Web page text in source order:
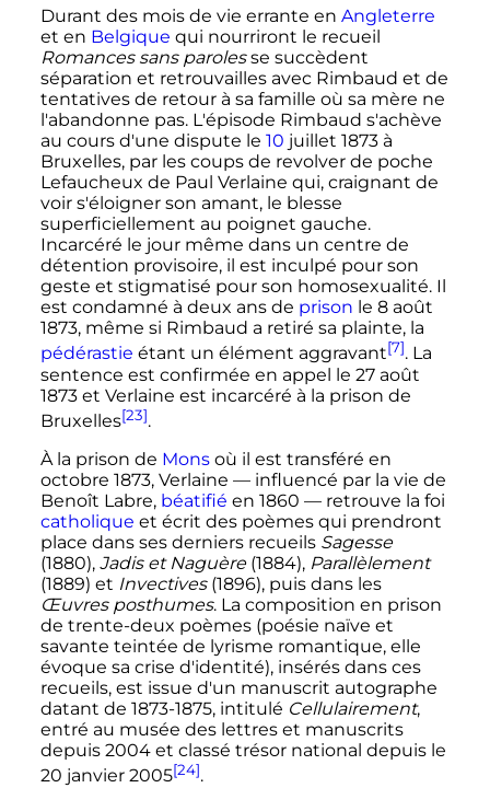
Durant des mois de vie errante en Angleterre
et en Belgique qui nourriront le recueil
Romances sans parolesse succèdent
séparation et retrouvailles avec Rimbaud et de
tentatives de retour à sa famille où sa mère ne
l'abandonne pas. L'épisode Rimbaud s'achève
au cours d'une dispute le 10 juillet 1873à
Bruxelles, par les coups de revolver de poche
Lefaucheux de Paul Verlaine qui, craignant de
voir s'éloigner son amant, le blesse
superficiellement au poignet gauche.
Incarcéré le jour même dans un centre de
détention provisoire, il est inculpé pour son
geste et stigmatisé pour son homosexualité. Il
est condamné à deux ans de prison le 8 août
1873, même si Rimbaud a retiré sa plainte, la
pédérastie étant un élément aggravant[7]. La
sentence est confirmée en appel le 27 août
1873et Verlaine est incarcéré à la prison de
Bruxelles[23].
À la prison de Monsoù il est transféré en
octobre 1873, Verlaine — influencé par la vie de
Benoît Labre, béatifié en 1860 —retrouve la foi
catholique et écrit des poèmes qui prendront
place dans ses derniers recueils Sagesse
(1880), Jadis et Naguère(1884), Parallèlement
(1889) et Invectives(1896), puis dans les
Œuvres posthumes. La composition en prison
de trente-deux poèmes (poésie naïve et
savante teintée de lyrisme romantique, elle
évoque sa crise d'identité), insérés dans ces
recueils, est issue d'un manuscrit autographe
datant de 1873-1875, intitulé Cellulairement,
entré au musée des lettres et manuscrits
depuis 2004 et classé trésor national depuis le
20 janvier 2005[24].